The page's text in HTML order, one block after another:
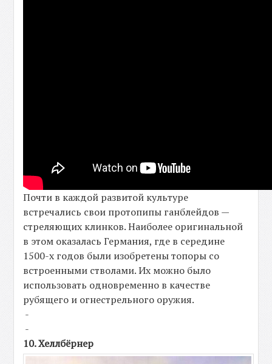
Почти в каждой развитой культуре
встречались свои протопипы ганблейдов —
стреляющих клинков. Наиболее оригинальной
в этом оказалась Германия, где в середине
1500-х годов были изобретены топоры со
встроенными стволами. Их можно было
использовать одновременно в качестве
рубящего и огнестрельного оружия.
-
-
10. Хеллбёрнер